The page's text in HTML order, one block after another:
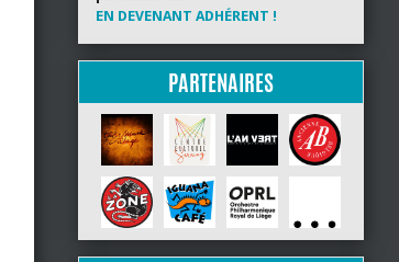
EN DEVENANT ADHÉRENT !
PARTENAIRES